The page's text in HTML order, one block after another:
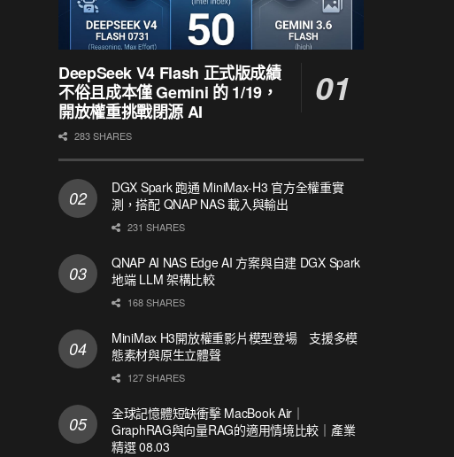
DeepSeek V4 Flash 正式版成績
不俗且成本僅 Gemini 的 1/19，
開放權重挑戰閉源 AI
283 SHARES
DGX Spark 跑通 MiniMax-H3 官方全權重實
測，搭配 QNAP NAS 載入與輸出
231 SHARES
QNAP AI NAS Edge AI 方案與自建 DGX Spark
地端 LLM 架構比較
168 SHARES
MiniMax H3開放權重影片模型登場 支援多模
態素材與原生立體聲
127 SHARES
全球記憶體短缺衝擊 MacBook Air｜
GraphRAG與向量RAG的適用情境比較｜產業
精選 08.03